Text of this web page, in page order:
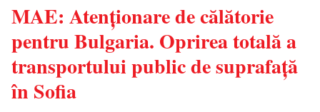
MAE: Atenționare de călătorie
pentru Bulgaria. Oprirea totală a
transportului public de suprafaţă
în Sofia